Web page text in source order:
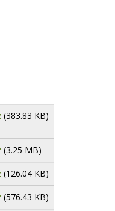
(383.83 KB)
(3.25 MB)
(126.04 KB)
(576.43 KB)